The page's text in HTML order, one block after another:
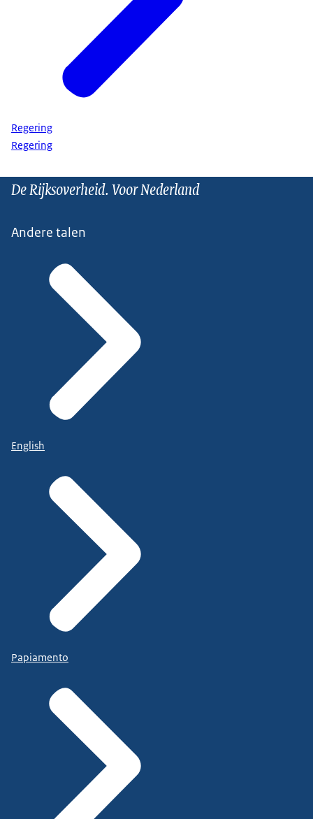
Regering
Regering
De Rijksoverheid. Voor Nederland
Andere talen
English
Papiamento